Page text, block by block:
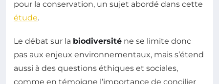
pour la conservation, un sujet abordé dans cette
étude.
Le débat sur la biodiversité ne se limite donc
pas aux enjeux environnementaux, mais s’étend
aussi à des questions éthiques et sociales,
comme en témoigne l’importance de concilier